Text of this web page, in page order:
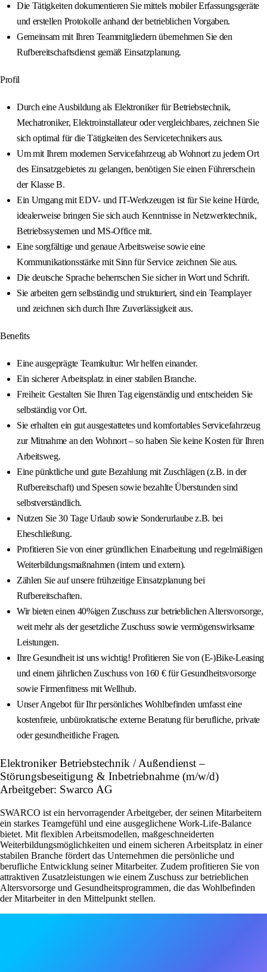
Die Tätigkeiten dokumentieren Sie mittels mobiler Erfassungsgeräte
und erstellen Protokolle anhand der betrieblichen Vorgaben.
Gemeinsam mit Ihren Teammitgliedern übernehmen Sie den
Rufbereitschaftsdienst gemäß Einsatzplanung.
Profil
Durch eine Ausbildung als Elektroniker für Betriebstechnik,
Mechatroniker, Elektroinstallateur oder vergleichbares, zeichnen Sie
sich optimal für die Tätigkeiten des Servicetechnikers aus.
Um mit Ihrem modernen Servicefahrzeug ab Wohnort zu jedem Ort
des Einsatzgebietes zu gelangen, benötigen Sie einen Führerschein
der Klasse B.
Ein Umgang mit EDV- und IT-Werkzeugen ist für Sie keine Hürde,
idealerweise bringen Sie sich auch Kenntnisse in Netzwerktechnik,
Betriebssystemen und MS-Office mit.
Eine sorgfältige und genaue Arbeitsweise sowie eine
Kommunikationsstärke mit Sinn für Service zeichnen Sie aus.
Die deutsche Sprache beherrschen Sie sicher in Wort und Schrift.
Sie arbeiten gern selbständig und strukturiert, sind ein Teamplayer
und zeichnen sich durch Ihre Zuverlässigkeit aus.
Benefits
Eine ausgeprägte Teamkultur: Wir helfen einander.
Ein sicherer Arbeitsplatz in einer stabilen Branche.
Freiheit: Gestalten Sie Ihren Tag eigenständig und entscheiden Sie
selbständig vor Ort.
Sie erhalten ein gut ausgestattetes und komfortables Servicefahrzeug
zur Mitnahme an den Wohnort – so haben Sie keine Kosten für Ihren
Arbeitsweg.
Eine pünktliche und gute Bezahlung mit Zuschlägen (z.B. in der
Rufbereitschaft) und Spesen sowie bezahlte Überstunden sind
selbstverständlich.
Nutzen Sie 30 Tage Urlaub sowie Sonderurlaube z.B. bei
Eheschließung.
Profitieren Sie von einer gründlichen Einarbeitung und regelmäßigen
Weiterbildungsmaßnahmen (intern und extern).
Zählen Sie auf unsere frühzeitige Einsatzplanung bei
Rufbereitschaften.
Wir bieten einen 40%igen Zuschuss zur betrieblichen Altersvorsorge,
weit mehr als der gesetzliche Zuschuss sowie vermögenswirksame
Leistungen.
Ihre Gesundheit ist uns wichtig! Profitieren Sie von (E-)Bike-Leasing
und einem jährlichen Zuschuss von 160 € für Gesundheitsvorsorge
sowie Firmenfitness mit Wellhub.
Unser Angebot für Ihr persönliches Wohlbefinden umfasst eine
kostenfreie, unbürokratische externe Beratung für berufliche, private
oder gesundheitliche Fragen.
Elektroniker Betriebstechnik / Außendienst –
Störungsbeseitigung & Inbetriebnahme (m/w/d)
Arbeitgeber: Swarco AG
SWARCO ist ein hervorragender Arbeitgeber, der seinen Mitarbeitern
ein starkes Teamgefühl und eine ausgeglichene Work-Life-Balance
bietet. Mit flexiblen Arbeitsmodellen, maßgeschneiderten
Weiterbildungsmöglichkeiten und einem sicheren Arbeitsplatz in einer
stabilen Branche fördert das Unternehmen die persönliche und
berufliche Entwicklung seiner Mitarbeiter. Zudem profitieren Sie von
attraktiven Zusatzleistungen wie einem Zuschuss zur betrieblichen
Altersvorsorge und Gesundheitsprogrammen, die das Wohlbefinden
der Mitarbeiter in den Mittelpunkt stellen.